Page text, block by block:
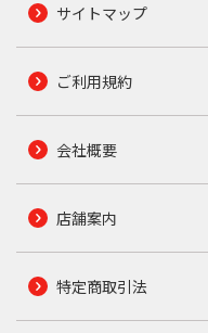
サイトマップ
ご利用規約
会社概要
店舗案内
特定商取引法